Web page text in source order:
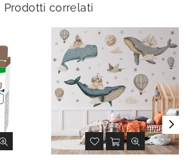
Prodotti correlati